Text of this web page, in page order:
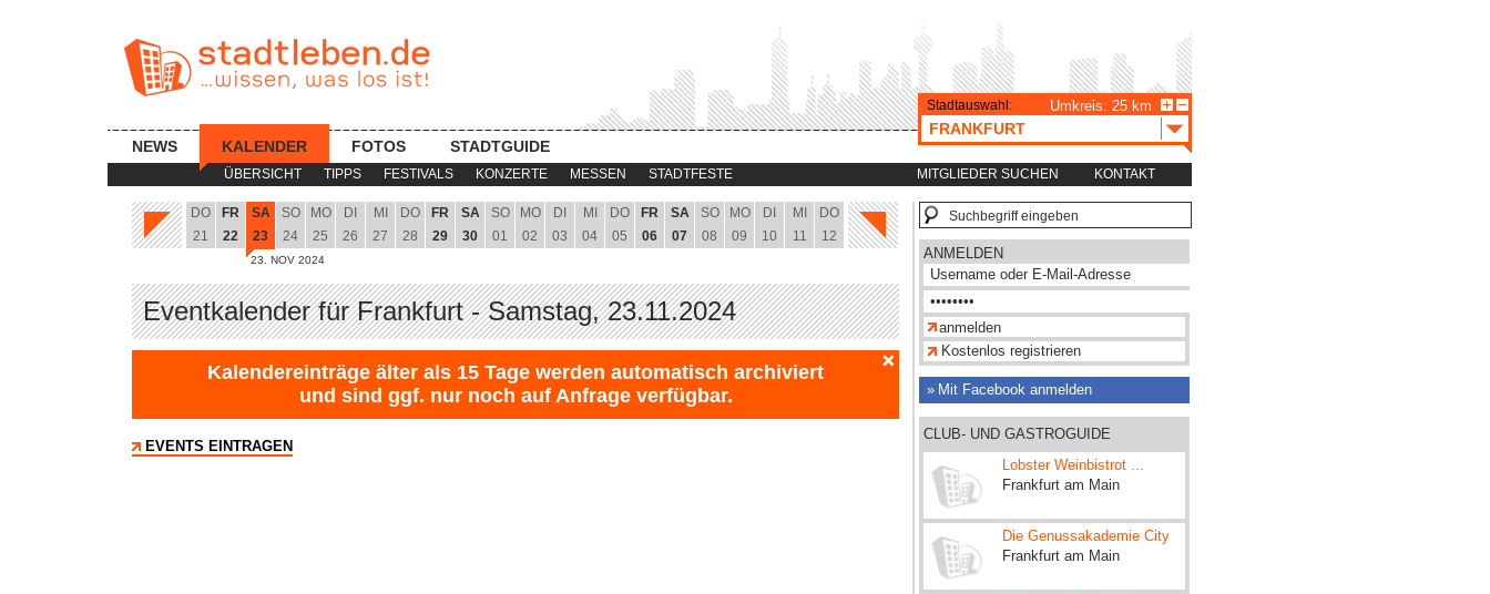
ÜBERSICHT TIPPS FESTIVALS KONZERTE MESSEN STADTFESTE MITGLIEDER SUCHEN KONTAKT
NEWS KALENDER FOTOS STADTGUIDE
Stadtauswahl: Umkreis: 25 km
FRANKFURT
DO
21
FR
22
SA
23
23. NOV 2024
SO
24
MO
25
DI
26
MI
27
DO
28
FR
29
SA
30
SO
01
MO
02
DI
03
MI
04
DO
05
FR
06
SA
07
SO
08
MO
09
DI
10
MI
11
DO
12
Eventkalender für Frankfurt - Samstag, 23.11.2024
Kalendereinträge älter als 15 Tage werden automatisch archiviert
und sind ggf. nur noch auf Anfrage verfügbar.
EVENTS EINTRAGEN
ANMELDEN
Kostenlos registrieren
Mit Facebook anmelden
CLUB- UND GASTROGUIDE
Lobster Weinbistrot ...
Frankfurt am Main
Die Genussakademie City
Frankfurt am Main